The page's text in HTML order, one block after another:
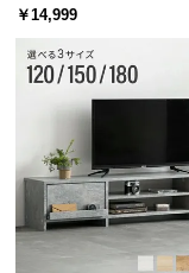
体圧
理想的な寝姿
適度な反発力と
に近い理想的な
ベッド 8/12/16枚セット
￥14,999